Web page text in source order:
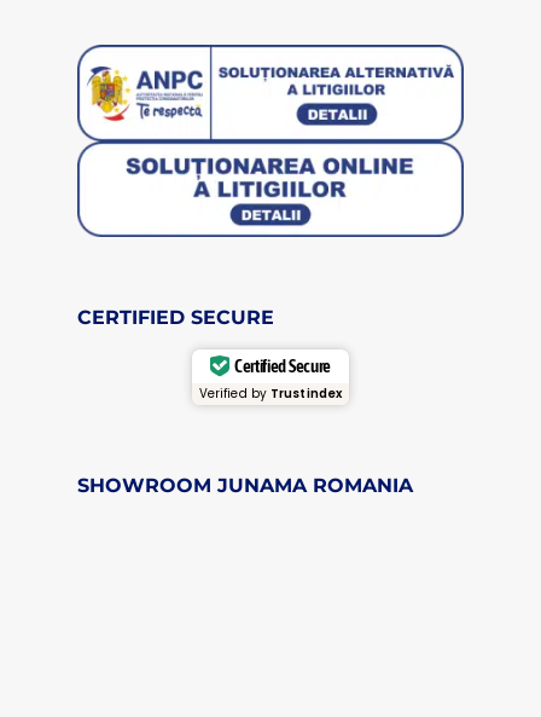
CERTIFIED SECURE
Certified Secure
Verified by Trustindex
SHOWROOM JUNAMA ROMANIA